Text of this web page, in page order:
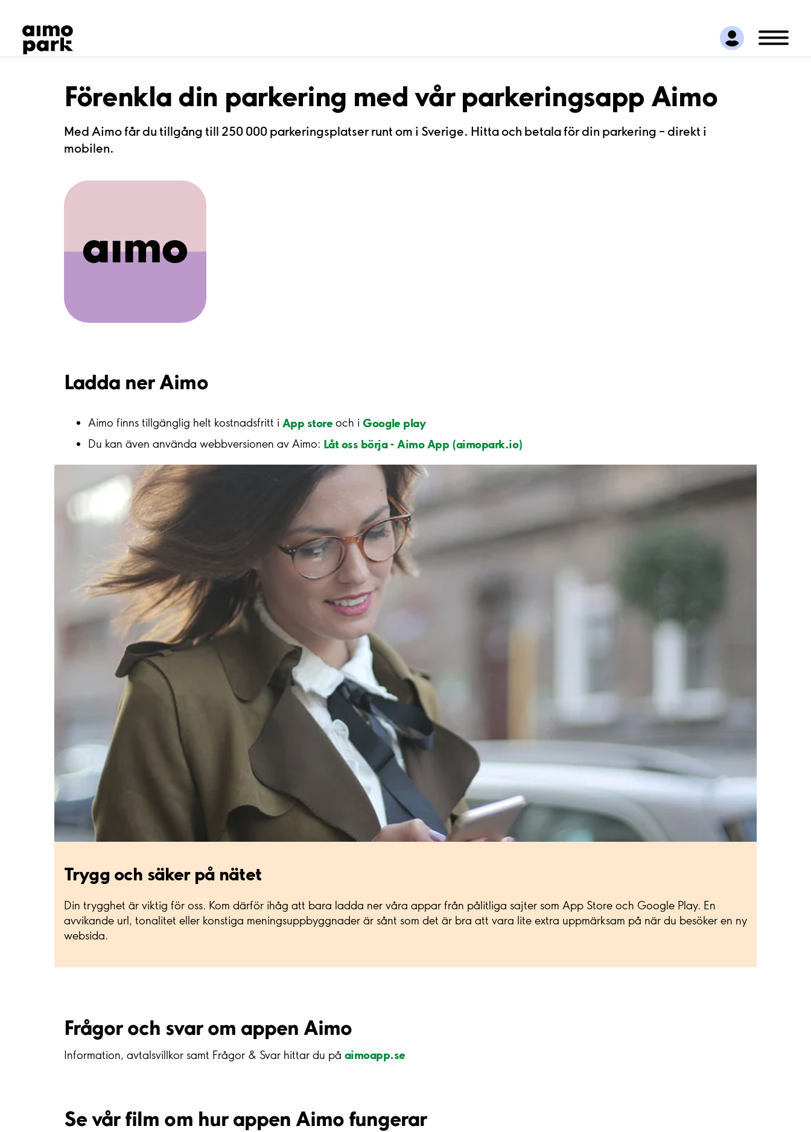
Hitta parkering
Samarbete
Kundservice
Om Aimo ParkFörenkla din parkering med vår parkeringsapp Aimo
Med Aimo får du tillgång till 250 000 parkeringsplatser runt om i Sverige. Hitta och betala för din parkering – direkt i
mobilen.
Ladda ner Aimo
Aimo finns tillgänglig helt kostnadsfritt i App storeoch i Google play
Du kan även använda webbversionen av Aimo: Låt oss börja - Aimo App (aimopark.io)
Trygg och säker på nätet
Din trygghet är viktig för oss. Kom därför ihåg att bara ladda ner våra appar från pålitliga sajter som App Store och Google Play. En
avvikande url, tonalitet eller konstiga meningsuppbyggnader är sånt som det är bra att vara lite extra uppmärksam på när du besöker en ny
websida.
Frågor och svar om appen Aimo
Information, avtalsvillkor samt Frågor & Svar hittar du på aimoapp.se
Se vår film om hur appen Aimo fungerar